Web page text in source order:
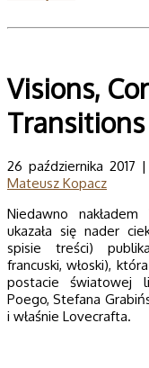
Visions,
Transitions
26 października 2017
Mateusz Kopacz
Niedawno
ukazała się nader
spisie treści)
francuski, włoski),
postacie światowej
Poego, Stefana
i właśnie Lovecrafta.